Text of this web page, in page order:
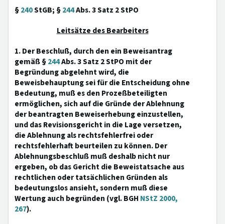
§240StGB; §244Abs. 3 Satz 2 StPO
Leitsätze des Bearbeiters
1. Der Beschluß, durch den ein Beweisantrag
gemäß §244Abs. 3 Satz 2 StPO mit der
Begründung abgelehnt wird, die
Beweisbehauptung sei für die Entscheidung ohne
Bedeutung, muß es den Prozeßbeteiligten
ermöglichen, sich auf die Gründe der Ablehnung
der beantragten Beweiserhebung einzustellen,
und das Revisionsgericht in die Lage versetzen,
die Ablehnung als rechtsfehlerfrei oder
rechtsfehlerhaft beurteilen zu können. Der
Ablehnungsbeschluß muß deshalb nicht nur
ergeben, ob das Gericht die Beweistatsache aus
rechtlichen oder tatsächlichen Gründen als
bedeutungslos ansieht, sondern muß diese
Wertung auch begründen (vgl. BGH NStZ 2000,
267).